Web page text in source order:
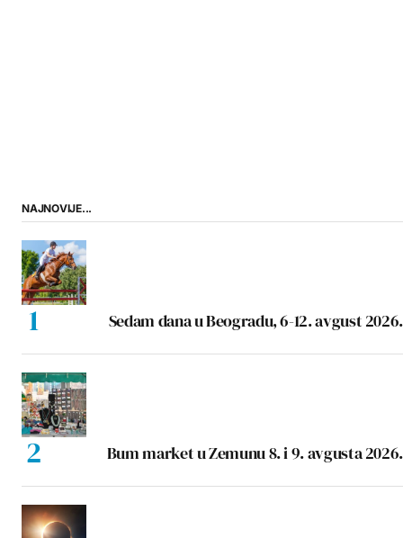
NAJNOVIJE...
Sedam dana u Beogradu, 6-12. avgust 2026.
Bum market u Zemunu 8. i 9. avgusta 2026.